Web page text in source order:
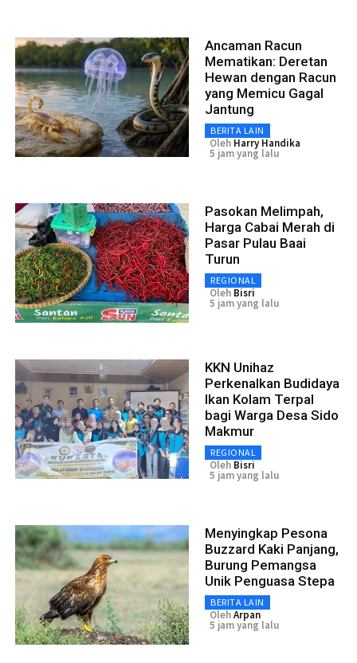
Ancaman Racun
Mematikan: Deretan
Hewan dengan Racun
yang Memicu Gagal
Jantung
BERITA LAIN
Oleh Harry Handika
5 jam yang lalu
Pasokan Melimpah,
Harga Cabai Merah di
Pasar Pulau Baai
Turun
REGIONAL
Oleh Bisri
5 jam yang lalu
KKN Unihaz
Perkenalkan Budidaya
Ikan Kolam Terpal
bagi Warga Desa Sido
Makmur
REGIONAL
Oleh Bisri
5 jam yang lalu
Menyingkap Pesona
Buzzard Kaki Panjang,
Burung Pemangsa
Unik Penguasa Stepa
BERITA LAIN
OlehArpan
5 jam yang lalu